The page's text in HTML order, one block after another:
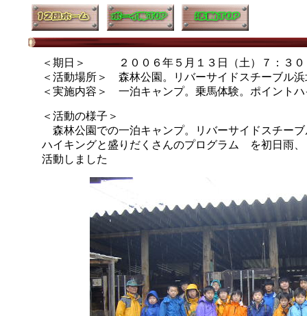
＜期日＞ ２００６年５月１３日（土）７：３０
＜活動場所＞ 森林公園。リバーサイドスチーブル浜
＜実施内容＞ 一泊キャンプ。乗馬体験。ポイントハ
＜活動の様子＞
森林公園での一泊キャンプ。リバーサイドスチー
ハイキングと盛りだくさんのプログラム を初日雨
活動しました